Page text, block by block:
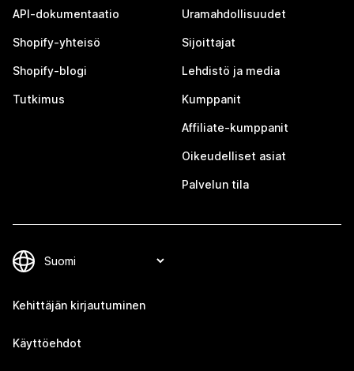
API-dokumentaatio
Shopify-yhteisö
Shopify-blogi
Tutkimus
Uramahdollisuudet
Sijoittajat
Lehdistö ja media
Kumppanit
Affiliate-kumppanit
Oikeudelliset asiat
Palvelun tila
Kehittäjän kirjautuminen
Käyttöehdot